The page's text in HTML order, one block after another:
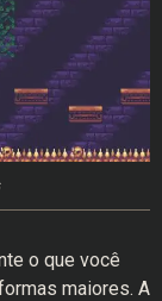
o que você
maiores. A